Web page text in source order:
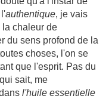
authentique, je vais
la chaleur de
du sens profond de la
choses, l'on se
que l'esprit. Pas du
sait, me
l'huile essentielle